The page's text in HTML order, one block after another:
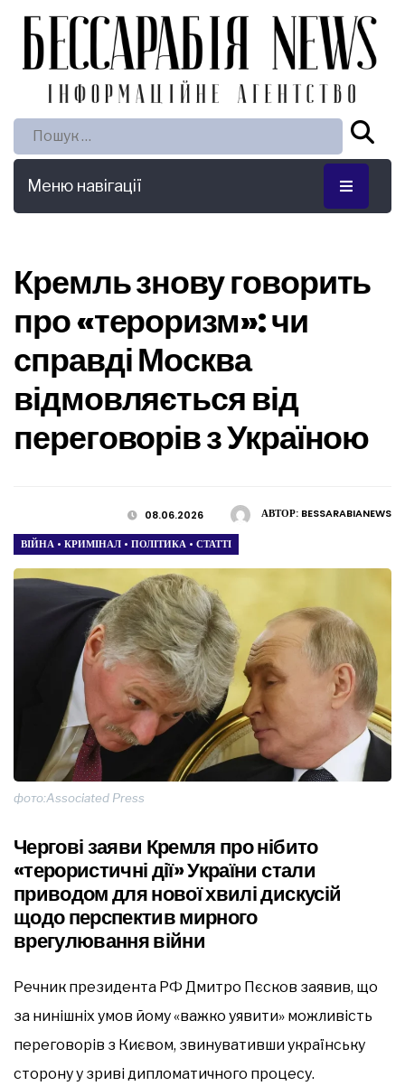
Пошук:
Меню навігації
Кремль знову говорить
про «тероризм»: чи
справді Москва
відмовляється від
переговорів з Україною
АВТОР: BESSARABIANEWS
08.06.2026
ВІЙНА • КРИМІНАЛ • ПОЛІТИКА • СТАТТІ
фото:Associated Press
Чергові заяви Кремля про нібито
«терористичні дії» України стали
приводом для нової хвилі дискусій
щодо перспектив мирного
врегулювання війни
Речник президента РФ Дмитро Пєсков заявив, що
за нинішніх умов йому «важко уявити» можливість
переговорів з Києвом, звинувативши українську
сторону у зриві дипломатичного процесу.